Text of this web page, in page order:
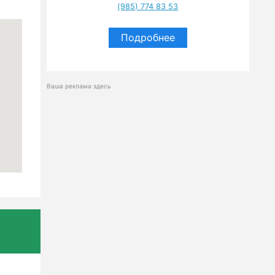
(985) 774 83 53
Подробнее
Ваша реклама здесь